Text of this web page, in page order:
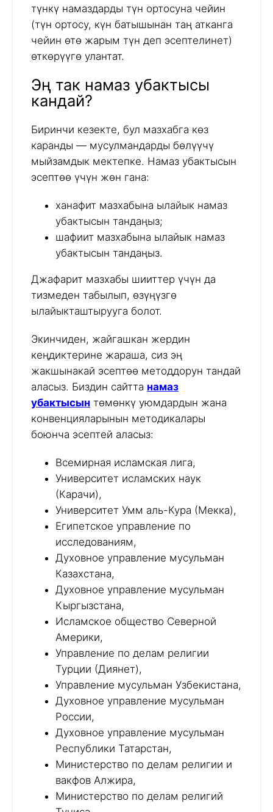
түнкү намаздарды түн ортосуна чейин
(түн ортосу, күн батышынан таң атканга
чейин өтө жарым түн деп эсептелинет)
өткөрүүгө улантат.
Эң так намаз убактысы
кандай?
Биринчи кезекте, бул мазхабга көз
каранды — мусулмандарды бөлүүчү
мыйзамдык мектепке. Намаз убактысын
эсептөө үчүн жөн гана:
ханафит мазхабына ылайык намаз
убактысын тандаңыз;
шафиит мазхабына ылайык намаз
убактысын тандаңыз.
Джафарит мазхабы шииттер үчүн да
тизмеден табылып, өзүңүзгө
ылайыкташтырууга болот.
Экинчиден, жайгашкан жердин
кеңдиктерине жараша, сиз эң
жакшынакай эсептөө методдорун тандай
аласыз. Биздин сайтта намаз
убактысын төмөнкү уюмдардын жана
конвенцияларынын методикалары
боюнча эсептей аласыз:
Всемирная исламская лига,
Университет исламских наук
(Карачи),
Университет Умм аль-Кура (Мекка),
Египетское управление по
исследованиям,
Духовное управление мусульман
Казахстана,
Духовное управление мусульман
Кыргызстана,
Исламское общество Северной
Америки,
Управление по делам религии
Турции (Диянет),
Управление мусульман Узбекистана,
Духовное управление мусульман
России,
Духовное управление мусульман
Республики Татарстан,
Министерство по делам религии и
вакфов Алжира,
Министерство по делам религий